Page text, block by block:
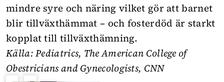
mindre syre och näring vilket gör att barnet
blir tillväxthämmat – och fosterdöd är starkt
kopplat till tillväxthämning.
Källa:Pediatrics, The American College of
Obestricians and Gynecologists, CNN